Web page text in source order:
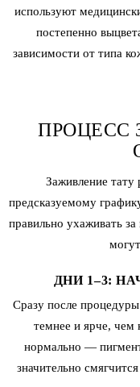
используют
постепенно
зависимости от типа
ПРОЦЕСС
Заживление
предсказуемому
правильно ухаживать
ДНИ 1–3:
Сразу после процедуры
темнее и ярче, чем
нормально —
значительно